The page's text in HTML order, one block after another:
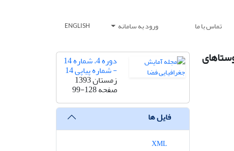
تماس با ما ورود به سامانه ENGLISH
دوره 4، شماره 14
- شماره پیاپی 14
زمستان 1393
صفحه99-128
فایل ها